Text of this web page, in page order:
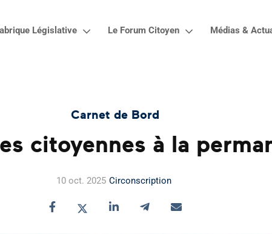
Législative Le Forum Citoyen Médias &
Carnet de Bord
citoyennes à la
10 oct. 2025 Circonscription